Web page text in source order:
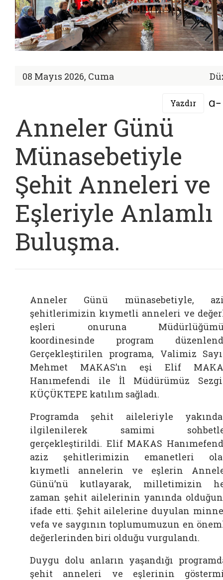
08 Mayıs 2026, Cuma
Yazdır
Anneler Günü
Münasebetiyle
Şehit Anneleri ve
Eşleriyle Anlamlı
Buluşma.
Anneler Günü münasebetiyle,
şehitlerimizin kıymetli anneleri ve
eşleri onuruna
koordinesinde program
Gerçekleştirilen programa, Valimiz
Mehmet MAKAS’ın eşi Elif
Hanımefendi ile İl Müdürümüz
KÜÇÜKTEPE katılım sağladı.
Programda şehit aileleriyle
ilgilenilerek samimi
gerçekleştirildi. Elif MAKAS
aziz şehitlerimizin emanetleri
kıymetli annelerin ve eşlerin
Günü’nü kutlayarak, milletimizin
zaman şehit ailelerinin yanında
ifade etti. Şehit ailelerine duyulan
vefa ve saygının toplumumuzun en
değerlerinden biri olduğu vurgulandı.
Duygu dolu anların yaşandığı
şehit anneleri ve eşlerinin